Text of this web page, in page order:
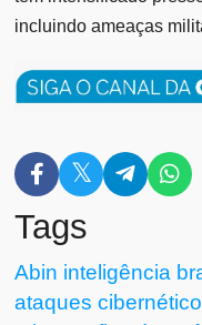
incluindo ameaças
Tags
Abin inteligência
ataques